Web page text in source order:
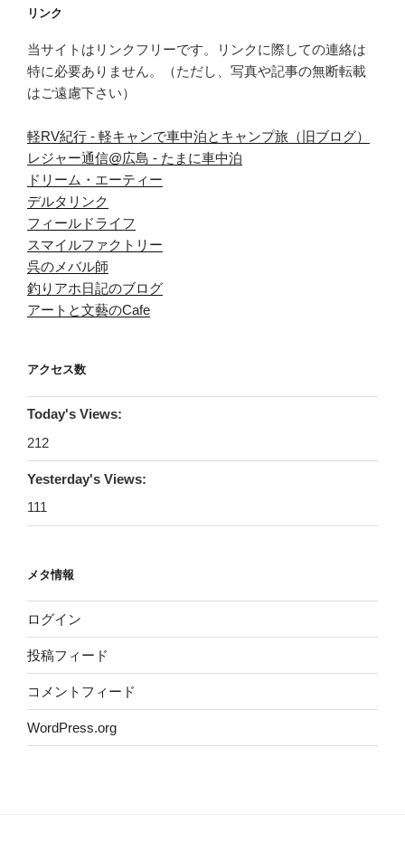
リンク
当サイトはリンクフリーです。リンクに際しての連絡は
特に必要ありません。（ただし、写真や記事の無断転載
はご遠慮下さい）
軽RV紀行 - 軽キャンで車中泊とキャンプ旅（旧ブログ）
レジャー通信@広島 - たまに車中泊
ドリーム・エーティー
デルタリンク
フィールドライフ
スマイルファクトリー
呉のメバル師
釣りアホ日記のブログ
アートと文藝のCafe
アクセス数
Today's Views:
212
Yesterday's Views:
111
メタ情報
ログイン
投稿フィード
コメントフィード
WordPress.org